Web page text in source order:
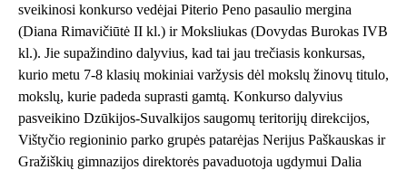
sveikinosi konkurso vedėjai Piterio Peno pasaulio mergina
(Diana Rimavičiūtė II kl.) ir Moksliukas (Dovydas Burokas IVB
kl.). Jie supažindino dalyvius, kad tai jau trečiasis konkursas,
kurio metu 7-8 klasių mokiniai varžysis dėl mokslų žinovų titulo,
mokslų, kurie padeda suprasti gamtą. Konkurso dalyvius
pasveikino Dzūkijos-Suvalkijos saugomų teritorijų direkcijos,
Vištyčio regioninio parko grupės patarėjas Nerijus Paškauskas ir
Gražiškių gimnazijos direktorės pavaduotoja ugdymui Dalia